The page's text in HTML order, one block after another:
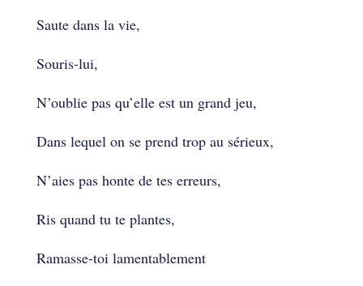
Saute dans la vie,
Souris-lui,
N’oublie pas qu’elle est un grand jeu,
Dans lequel on se prend trop au sérieux,
N’aies pas honte de tes erreurs,
Ris quand tu te plantes,
Ramasse-toi lamentablement